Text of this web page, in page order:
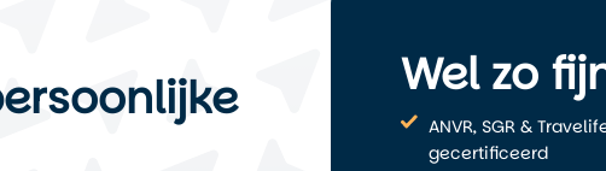
Wel zo
ANVR, SGR &
gecertificeerd